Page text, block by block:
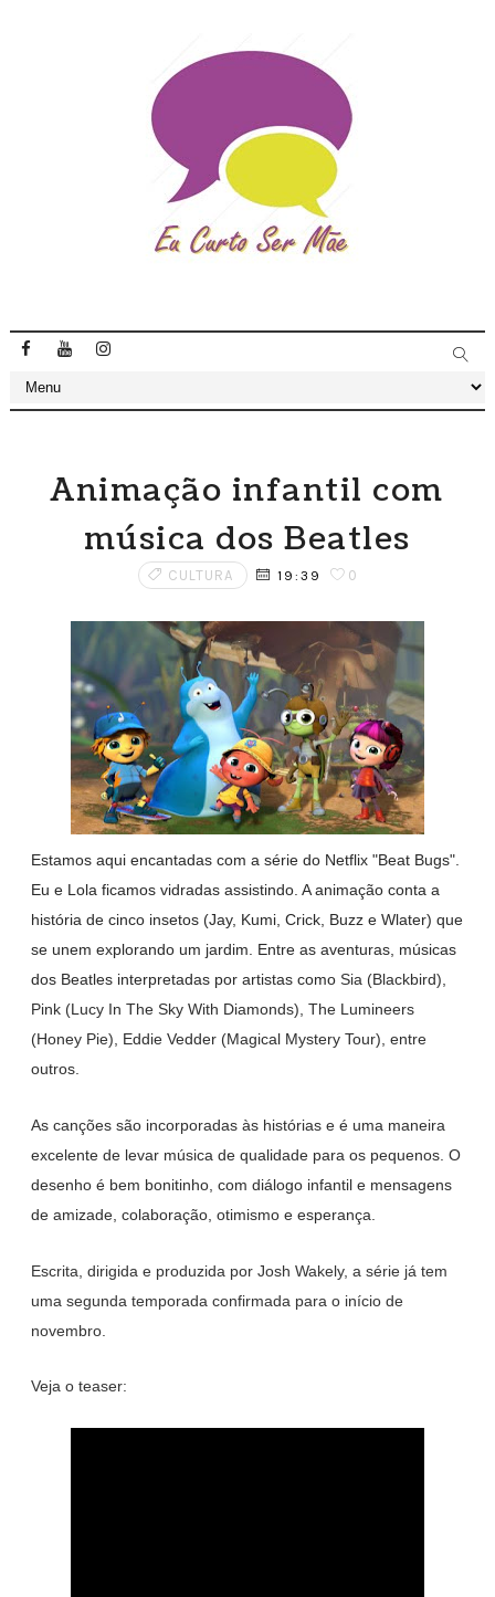
Animação infantil com
música dos Beatles
CULTURA 19:39 0
Estamos aqui encantadas com a série do Netflix "Beat Bugs".
Eu e Lola ficamos vidradas assistindo. A animação conta a
história de cinco insetos (Jay, Kumi, Crick, Buzz e Wlater) que
se unem explorando um jardim. Entre as aventuras, músicas
dos Beatles interpretadas por artistas como Sia (Blackbird),
Pink (Lucy In The Sky With Diamonds), The Lumineers
(Honey Pie), Eddie Vedder (Magical Mystery Tour), entre
outros.
As canções são incorporadas às histórias e é uma maneira
excelente de levar música de qualidade para os pequenos. O
desenho é bem bonitinho, com diálogo infantil e mensagens
de amizade, colaboração, otimismo e esperança.
Escrita, dirigida e produzida por Josh Wakely, a série já tem
uma segunda temporada confirmada para o início de
novembro.
Veja o teaser: